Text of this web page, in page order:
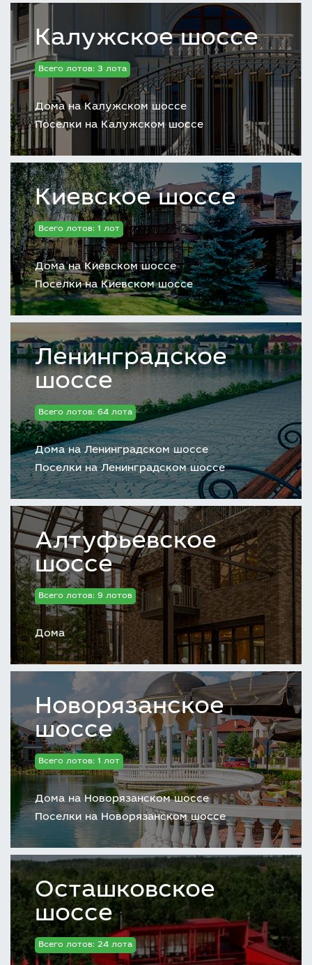
Калужское шоссе
Всего лотов: 3 лота
Дома на Калужском шоссе
Поселки на Калужском шоссе
Киевское шоссе
Всего лотов: 1 лот
Дома на Киевском шоссе
Поселки на Киевском шоссе
Ленинградское
шоссе
Всего лотов: 64 лота
Дома на Ленинградском шоссе
Поселки на Ленинградском шоссе
Алтуфьевское
шоссе
Всего лотов: 9 лотов
Дома
Новорязанское
шоссе
Всего лотов: 1 лот
Дома на Новорязанском шоссе
Поселки на Новорязанском шоссе
Осташковское
шоссе
Всего лотов: 24 лота